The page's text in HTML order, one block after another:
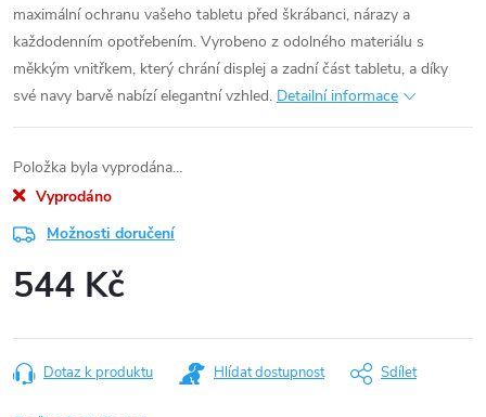
maximální ochranu vašeho tabletu před škrábanci, nárazy a
každodenním opotřebením. Vyrobeno z odolného materiálu s
měkkým vnitřkem, který chrání displej a zadní část tabletu, a díky
své navy barvě nabízí elegantní vzhled. Detailní informace
Položka byla vyprodána…
Vyprodáno
Možnosti doručení
544 Kč
cena:
Dotaz k produktu Hlídat dostupnost Sdílet